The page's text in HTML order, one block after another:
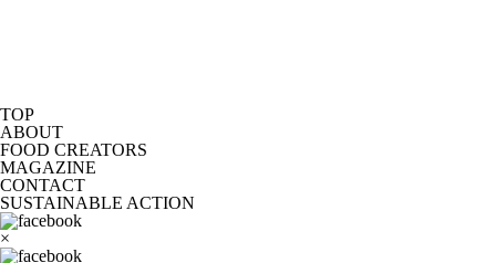
TOP
ABOUT
FOOD CREATORS
MAGAZINE
CONTACT
SUSTAINABLE ACTION
×